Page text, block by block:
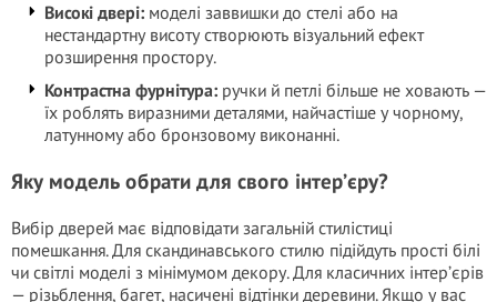
Високі двері: моделі заввишки до стелі або на
нестандартну висоту створюють візуальний ефект
розширення простору.
Контрастна фурнітура: ручки й петлі більше не ховають —
їх роблять виразними деталями, найчастіше у чорному,
латунному або бронзовому виконанні.
Яку модель обрати для свого інтер’єру?
Вибір дверей має відповідати загальній стилістиці
помешкання. Для скандинавського стилю підійдуть прості білі
чи світлі моделі з мінімумом декору. Для класичних інтер’єрів
— різьблення, багет, насичені відтінки деревини. Якщо у вас